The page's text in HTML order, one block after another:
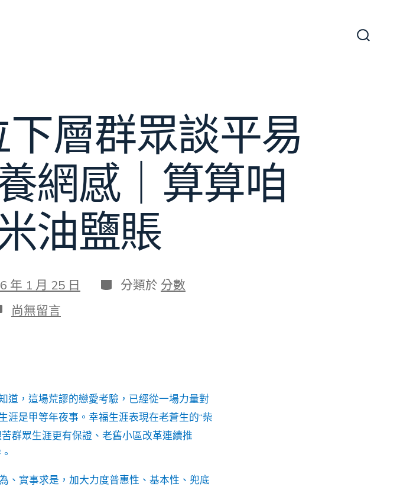
下層群眾談平易
網感｜算算咱
油鹽賬
年 1 月 25 日 分
類
分類於 分數
在
〈新
位
下
層
群
眾
易
尚無留言
道，這場荒謬的戀愛考驗，已經從一場力量對
涯是甲等年夜事。幸福生涯表現在老蒼生的“柴
群眾生涯更有保證、老舊小區改革連續推
、實事求是，加大力度普惠性、基本性、兜底